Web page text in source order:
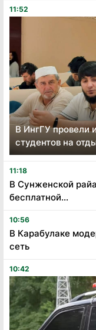
11:52
В ИнгГУ провели
студентов на
11:18
В Сунженской
бесплатной...
10:56
В Карабулаке
сеть
10:42